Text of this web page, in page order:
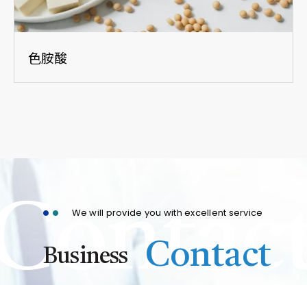
色胺酸
We will provide you with excellent service
Business Contact